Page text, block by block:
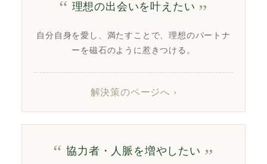
理想の出会いを叶えたい
自分自身を愛し、満たすことで、理想のパートナ
ーを磁石のように惹きつける。
解決策のページへ ›
協力者・人脈を増やしたい